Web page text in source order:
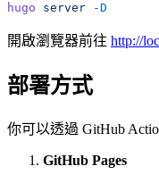
hugo server -D
開啟瀏覽器前往 http://
部署方式
你可以透過 GitHub
GitHub Pages